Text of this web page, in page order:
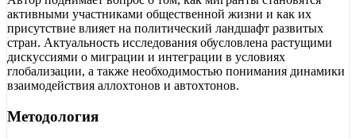
активными участниками общественной жизни и как их
присутствие влияет на политический ландшафт развитых
стран. Актуальность исследования обусловлена растущими
дискуссиями о миграции и интеграции в условиях
глобализации, а также необходимостью понимания динамики
взаимодействия аллохтонов и автохтонов.
Методология